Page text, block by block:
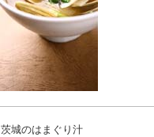
茨城のはまぐり汁